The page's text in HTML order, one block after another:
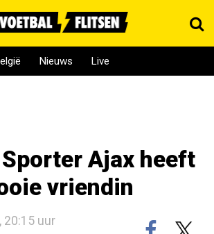
Nieuws Live
Ajax heeft
vriendin
20:15 uur